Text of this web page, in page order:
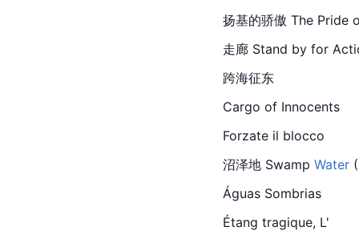
扬基的骄傲 The Pride
走廊 Stand by for
跨海征东
Cargo of Innocents
Forzate il blocco
沼泽地 Swamp Water
Águas Sombrias
Étang tragique, L'